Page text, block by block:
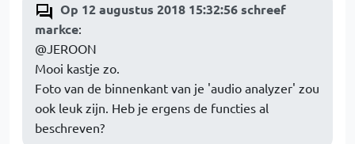
Op 12 augustus 2018 15:32:56 schreef
markce:
@JEROON
Mooi kastje zo.
Foto van de binnenkant van je 'audio analyzer' zou
ook leuk zijn. Heb je ergens de functies al
beschreven?